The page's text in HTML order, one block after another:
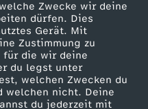
Zwecke wir deine
dürfen. Dies
Gerät. Mit
Zustimmung zu
für die wir deine
du legst unter
welchen Zwecken du
welchen nicht. Deine
du jederzeit mit